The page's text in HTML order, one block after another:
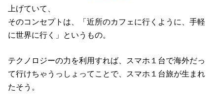
上げていて、
そのコンセプトは、「近所のカフェに行くように、手軽
に世界に行く」というもの。
テクノロジーの力を利用すれば、スマホ１台で海外だっ
て行けちゃうっしょってことで、スマホ１台旅が生まれ
たそう。